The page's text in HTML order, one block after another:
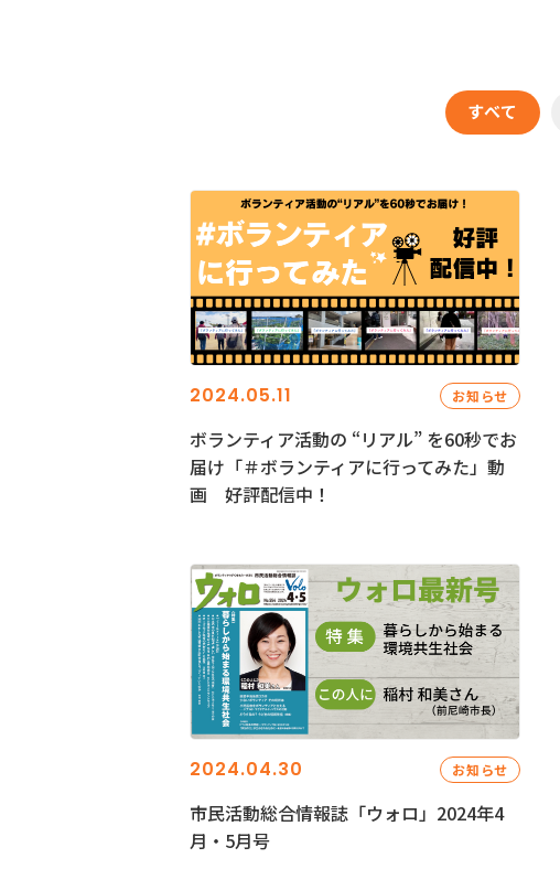
すべて
2024.05.11 お知らせ
ボランティア活動の “リアル” を60秒でお
届け「＃ボランティアに行ってみた」動
画 好評配信中！
2024.04.30 お知らせ
市民活動総合情報誌「ウォロ」2024年4
月・5月号